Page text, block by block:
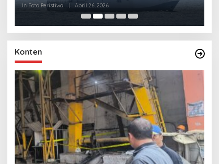
In Foto Peristiwa | April 26, 2026
Konten